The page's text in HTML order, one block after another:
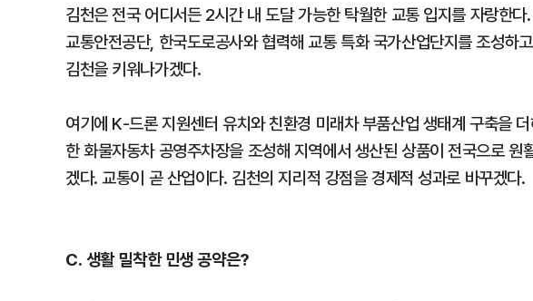
김천은 전국 어디서든 2시간 내 도달 가능한 탁월한 교통 입지를 자랑한
교통안전공단, 한국도로공사와 협력해 교통 특화 국가산업단지를 조성하
김천을 키워나가겠다.
여기에 K-드론 지원센터 유치와 친환경 미래차 부품산업 생태계 구축을
한 화물자동차 공영주차장을 조성해 지역에서 생산된 상품이 전국으로
겠다. 교통이 곧 산업이다. 김천의 지리적 강점을 경제적 성과로 바꾸겠다.
C. 생활 밀착한 민생 공약은?